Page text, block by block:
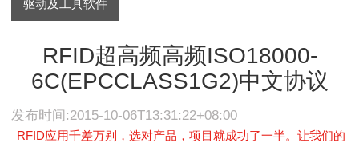
驱动及工具软件
RFID超高频高频ISO18000-
6C(EPCCLASS1G2)中文协议
发布时间:2015-10-06T13:31:22+08:00
RFID应用千差万别，选对产品，项目就成功了一半。让我们的